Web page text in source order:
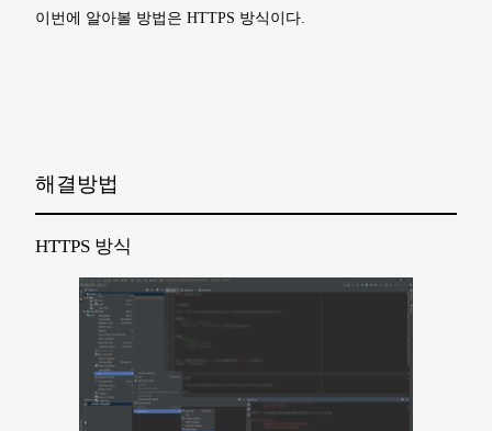
이번에 알아볼 방법은 HTTPS 방식이다.
해결방법
HTTPS 방식